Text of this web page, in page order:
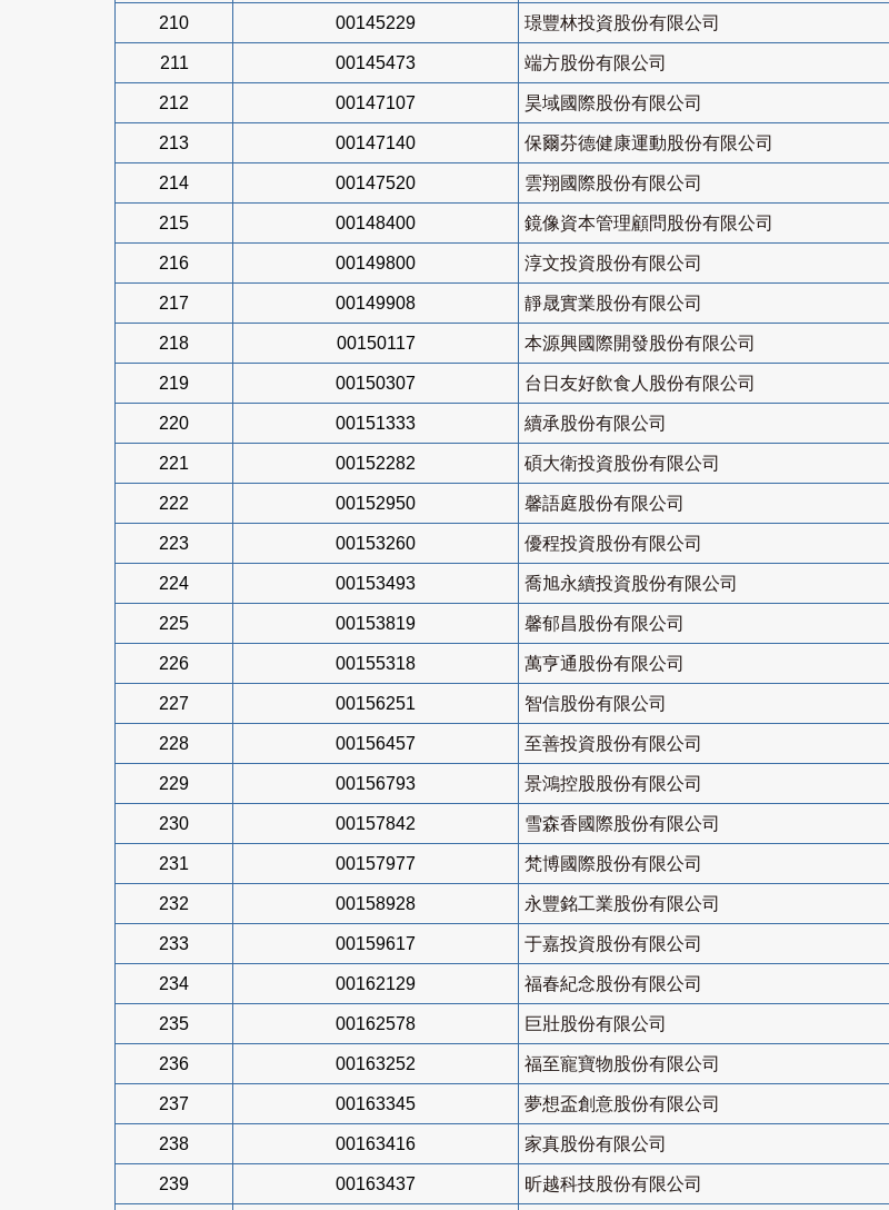
210 00145229 璟豐林投資股份有限公司
211 00145473 端方股份有限公司
212 00147107 昊域國際股份有限公司
213 00147140 保爾芬德健康運動股份有限公司
214 00147520 雲翔國際股份有限公司
215 00148400 鏡像資本管理顧問股份有限公司
216 00149800 淳文投資股份有限公司
217 00149908 靜晟實業股份有限公司
218 00150117 本源興國際開發股份有限公司
219 00150307 台日友好飲食人股份有限公司
220 00151333 續承股份有限公司
221 00152282 碩大衛投資股份有限公司
222 00152950 馨語庭股份有限公司
223 00153260 優程投資股份有限公司
224 00153493 喬旭永續投資股份有限公司
225 00153819 馨郁昌股份有限公司
226 00155318 萬亨通股份有限公司
227 00156251 智信股份有限公司
228 00156457 至善投資股份有限公司
229 00156793 景鴻控股股份有限公司
230 00157842 雪森香國際股份有限公司
231 00157977 梵博國際股份有限公司
232 00158928 永豐銘工業股份有限公司
233 00159617 于嘉投資股份有限公司
234 00162129 福春紀念股份有限公司
235 00162578 巨壯股份有限公司
236 00163252 福至寵寶物股份有限公司
237 00163345 夢想盃創意股份有限公司
238 00163416 家真股份有限公司
239 00163437 昕越科技股份有限公司